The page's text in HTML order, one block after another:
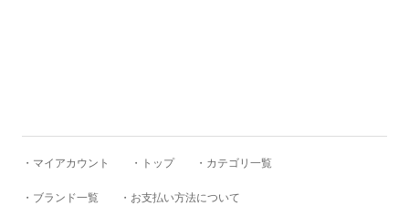
・マイアカウント ・トップ ・カテゴリ一覧
・ブランド一覧 ・お支払い方法について